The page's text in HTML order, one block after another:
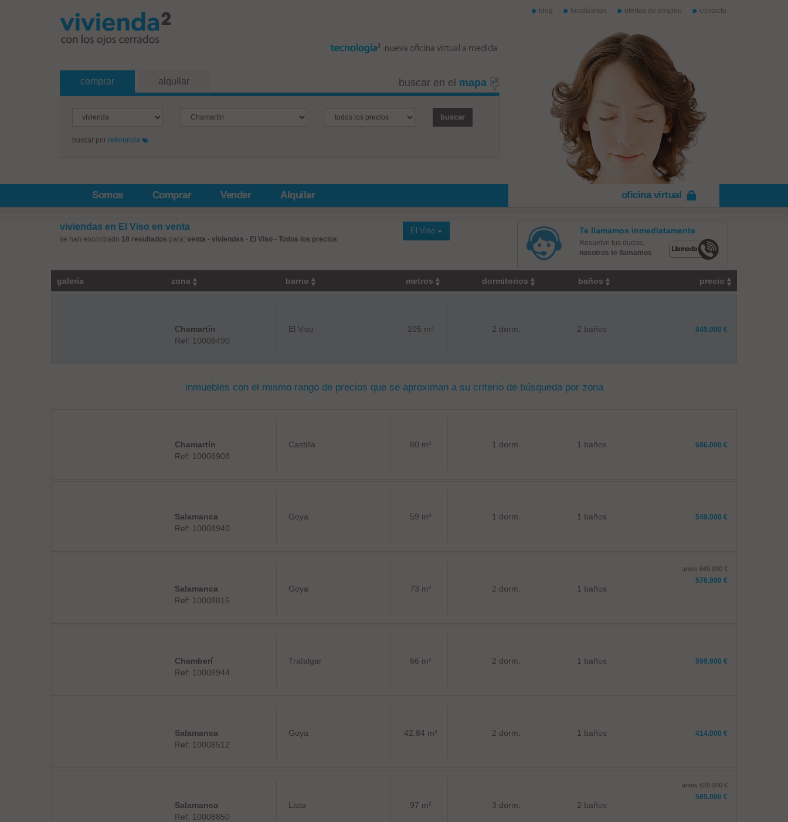
blog localízanos ofertas de empleo contacto
buscar en el mapa
comprar alquilar
buscar por referencia
Somos Comprar Vender Alquilar oficina virtual
viviendas en El Viso en venta
se han encontrado 18 resultados para: venta - viviendas - El Viso - Todos los precios
El Viso Te llamamos inmediatamente
Resuelve tus dudas,
nosotros te llamamos
galería zona barrio metros dormitorios baños precio
Chamartín
Ref: 10008490
El Viso 105 m² 2 dorm. 2 baños 849.000 €
inmuebles con el mismo rango de precios que se aproximan a su criterio de búsqueda por zona
Chamartín
Ref: 10008908
Castilla 80 m² 1 dorm. 1 baños 686.000 €
Salamanca
Ref: 10008940
Goya 59 m² 1 dorm. 1 baños 549.000 €
Salamanca
Ref: 10008816
Goya 73 m² 2 dorm. 1 baños
antes 649.000 €
576.900 €
Chamberí
Ref: 10008944
Trafalgar 66 m² 2 dorm. 1 baños 599.900 €
Salamanca
Ref: 10008512
Goya 42.84 m² 2 dorm. 1 baños 414.000 €
Salamanca
Ref: 10008850
Lista 97 m² 3 dorm. 2 baños
antes 620.000 €
585.000 €